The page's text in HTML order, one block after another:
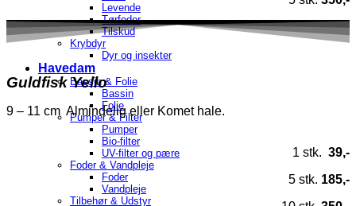
Levende
Tørfoder
Tilskud
Krybdyr
Dyr og insekter
Havedam
Bassin & Folie
Bassin
Folie
Pumper & Filter
Pumper
Bio-filter
UV-filter og pære
Foder & Vandpleje
Foder
Vandpleje
Tilbehør & Udstyr
Guldfisk Yello
9 – 11 cm Almindelig eller Komet hale.
1 stk. 39,-
5 stk. 185,-